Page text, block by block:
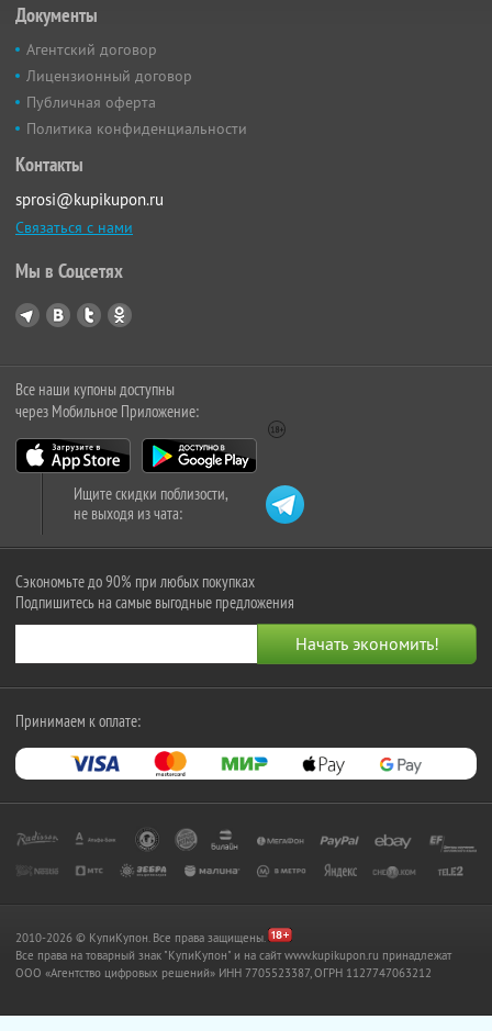
Документы
Агентский договор
Лицензионный договор
Публичная оферта
Политика конфиденциальности
Контакты
sprosi@kupikupon.ru
Связаться с нами
Мы в Соцсетях
Все наши купоны доступны
через Мобильное Приложение:
Ищите скидки поблизости,
не выходя из чата:
Сэкономьте до 90% при любых покупках
Подпишитесь на самые выгодные предложения
Принимаем к оплате:
2010-2026 © КупиКупон. Все права защищены.
Все права на товарный знак "КупиКупон" и на сайт www.kupikupon.ru принадлежат
OOO «Агентство цифровых решений» ИНН 7705523387, ОГРН 1127747063212